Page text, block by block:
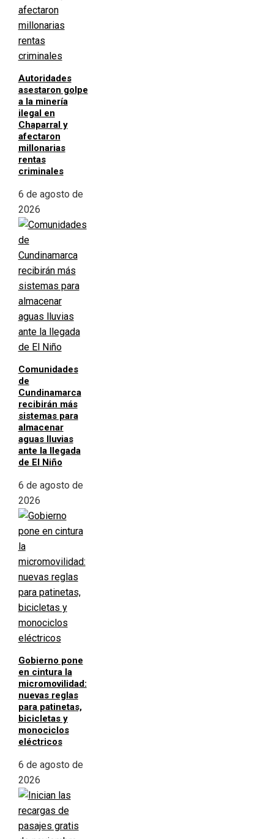
Autoridades
asestaron golpe
a la minería
ilegal en
Chaparral y
afectaron
millonarias
rentas
criminales
6 de agosto de
2026
Comunidades
de
Cundinamarca
recibirán más
sistemas para
almacenar
aguas lluvias
ante la llegada
de El Niño
6 de agosto de
2026
Gobierno pone
en cintura la
micromovilidad:
nuevas reglas
para patinetas,
bicicletas y
monociclos
eléctricos
6 de agosto de
2026